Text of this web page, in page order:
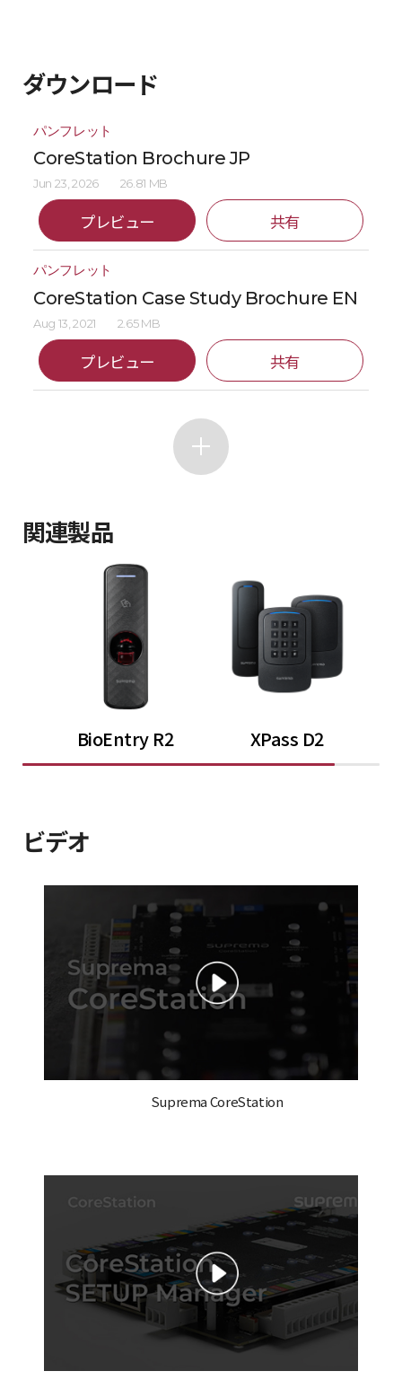
ダウンロード
パンフレット
CoreStation Brochure JP
Jun 23, 2026 26.81 MB
プレビュー 共有
パンフレット
CoreStation Case Study Brochure EN
Aug 13, 2021 2.65 MB
プレビュー 共有
関連製品
BioEntry R2 XPass D2
ビデオ
Suprema CoreStation